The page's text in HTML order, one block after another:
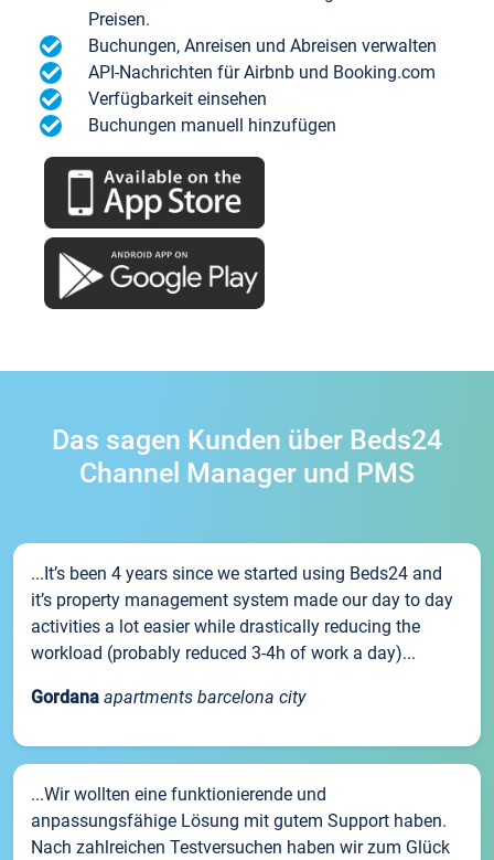
Preisen.
Buchungen, Anreisen und Abreisen verwalten
API-Nachrichten für Airbnb und Booking.com
Verfügbarkeit einsehen
Buchungen manuell hinzufügen
Das sagen Kunden über Beds24
Channel Manager und PMS
...It’s been 4 years since we started using Beds24 and
it’s property management system made our day to day
activities a lot easier while drastically reducing the
workload (probably reduced 3-4h of work a day)...
Gordana apartments barcelona city
...Wir wollten eine funktionierende und
anpassungsfähige Lösung mit gutem Support haben.
Nach zahlreichen Testversuchen haben wir zum Glück